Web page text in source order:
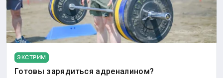
ЭКСТРИМ
Готовы зарядиться адреналином?